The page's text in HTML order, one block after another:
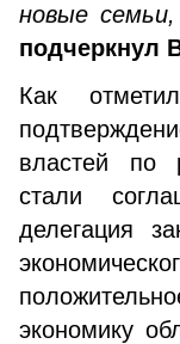
новые
подчеркнул
Как
властей по
стали
делегация
экономику